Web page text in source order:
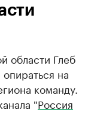
области Глеб
на
команду.
"Россия